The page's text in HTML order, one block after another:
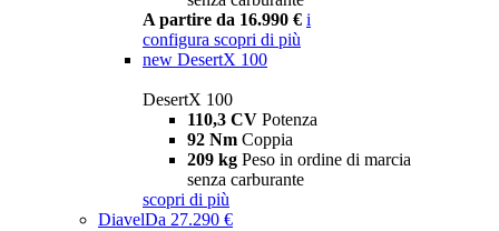
A partire da 16.990 € i
configura scopri di più
new DesertX 100
DesertX 100
110,3 CV Potenza
92 Nm Coppia
209 kg Peso in ordine di marcia
senza carburante
scopri di più
DiavelDa 27.290 €